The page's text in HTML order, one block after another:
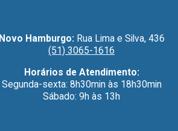
Novo Hamburgo: Rua Lima e Silva, 436
(51) 3065-1616
Horários de Atendimento:
Segunda-sexta: 8h30min às 18h30min
Sábado: 9h às 13h